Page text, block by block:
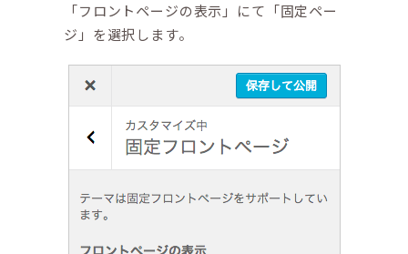
「フロントページの表示」にて「固定ペー
ジ」を選択します。